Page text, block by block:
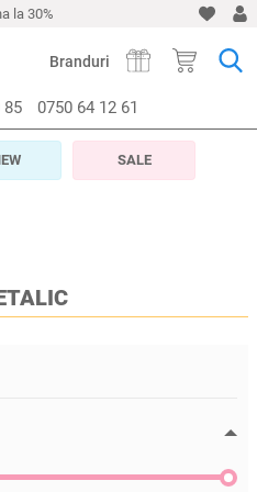
la 30% Livrare timp de 5-10
Branduri
85 0750 64 12 61
SALE